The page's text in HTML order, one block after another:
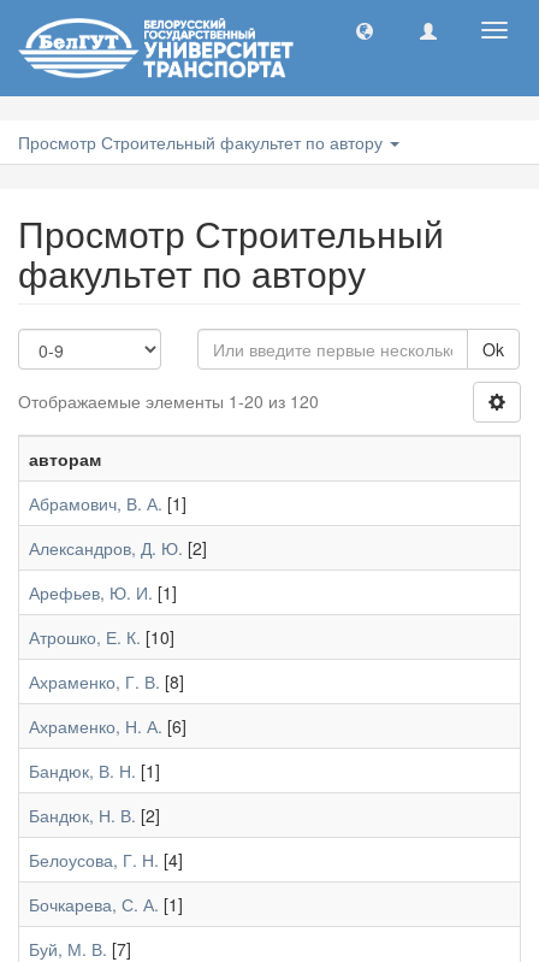
Просмотр Строительный факультет по автору
Просмотр Строительный
факультет по автору
Ok
Отображаемые элементы 1-20 из 120
авторам
Абрамович, В. А. [1]
Александров, Д. Ю. [2]
Арефьев, Ю. И. [1]
Атрошко, Е. К. [10]
Ахраменко, Г. В. [8]
Ахраменко, Н. А. [6]
Бандюк, В. Н. [1]
Бандюк, Н. В. [2]
Белоусова, Г. Н. [4]
Бочкарева, С. А. [1]
Буй, М. В. [7]